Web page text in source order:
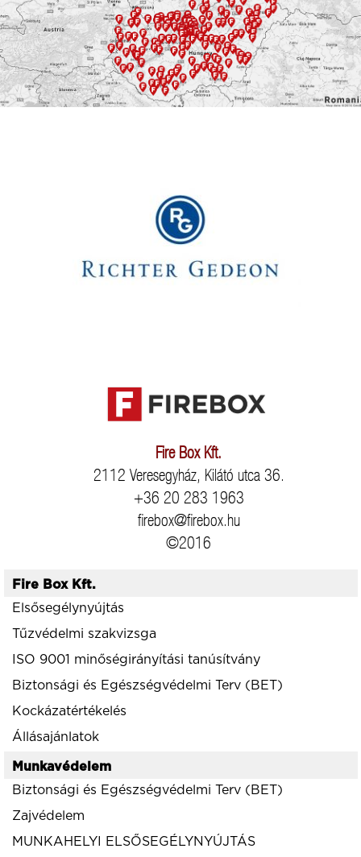
Fire Box Kft.
2112 Veresegyház, Kilátó utca 36.
+36 20 283 1963
firebox@firebox.hu
©2016
Fire Box Kft.
Elsősegélynyújtás
Tűzvédelmi szakvizsga
ISO 9001 minőségirányítási tanúsítvány
Biztonsági és Egészségvédelmi Terv (BET)
Kockázatértékelés
Állásajánlatok
Munkavédelem
Biztonsági és Egészségvédelmi Terv (BET)
Zajvédelem
MUNKAHELYI ELSŐSEGÉLYNYÚJTÁS